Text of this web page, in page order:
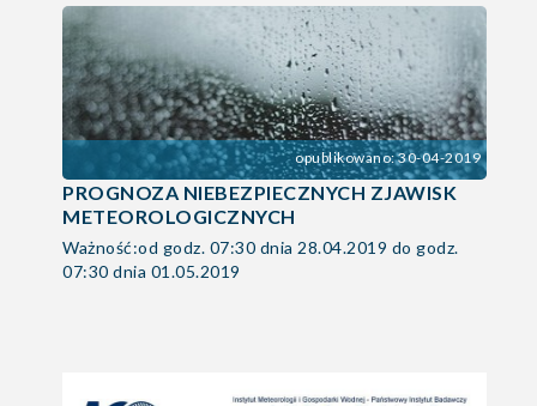
opublikowano: 30-04-2019
PROGNOZA NIEBEZPIECZNYCH ZJAWISK
METEOROLOGICZNYCH
Ważność:od godz. 07:30 dnia 28.04.2019 do godz.
07:30 dnia 01.05.2019